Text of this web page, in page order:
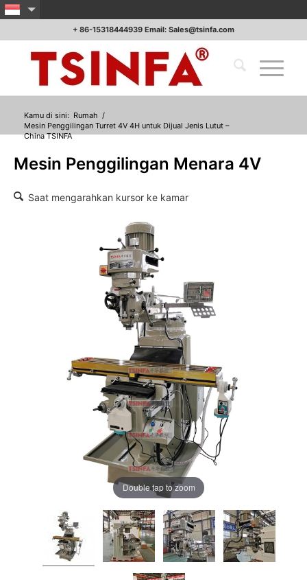
+ 86-15318444939 Email: Sales@tsinfa.com
Kamu di sini: Rumah /
Mesin Penggilingan Turret 4V 4H untuk Dijual Jenis Lutut –
China TSINFA
Mesin Penggilingan Menara 4V
Saat mengarahkan kursor ke kamar
Double tap to zoom